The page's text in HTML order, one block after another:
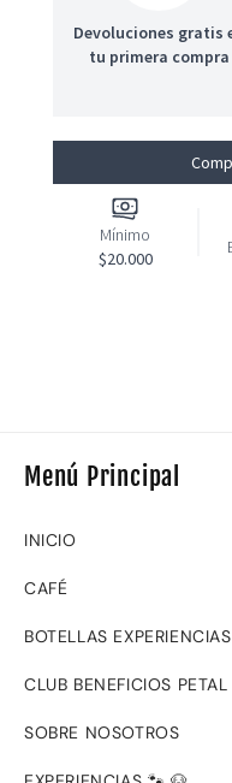
Menú Principal
INICIO
CAFÉ
BOTELLAS EXPERIENCIAS
CLUB BENEFICIOS PETAL
SOBRE NOSOTROS